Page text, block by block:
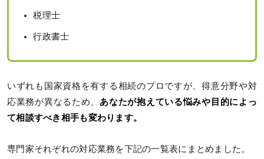
税理士
行政書士
いずれも国家資格を有する相続のプロですが、得意分野や対
応業務が異なるため、あなたが抱えている悩みや目的によっ
て相談すべき相手も変わります。
専門家それぞれの対応業務を下記の一覧表にまとめました。